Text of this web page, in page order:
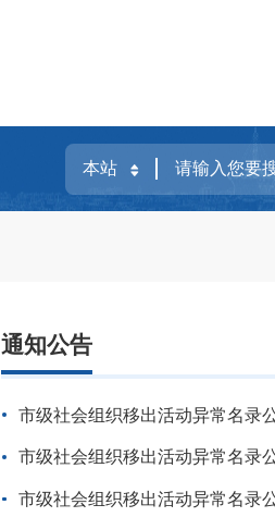
通知公告
市级社会组织移出活动异常名录
市级社会组织移出活动异常名录
市级社会组织移出活动异常名录